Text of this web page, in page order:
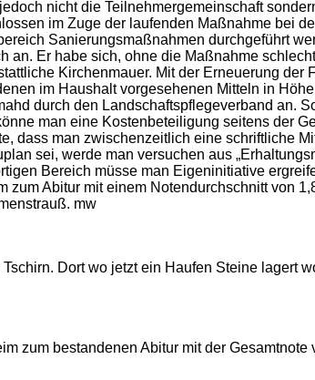
nicht die Teilnehmergemeinschaft
im Zuge der laufenden Maßnahme bei
Sanierungsmaßnahmen durchgeführt
an. Er habe sich, ohne die Maßnahme
Kirchenmauer. Mit der Erneuerung
im Haushalt vorgesehenen Mitteln in
durch den Landschaftspflegeverband an.
man eine Kostenbeteiligung seitens der
dass man zwischenzeitlich eine schriftliche
sei, werde man versuchen aus
Bereich müsse man Eigeninitiative
Abitur mit einem Notendurchschnitt von
mw
Dort wo jetzt ein Haufen Steine lagert
zum bestandenen Abitur mit der Gesamtnote